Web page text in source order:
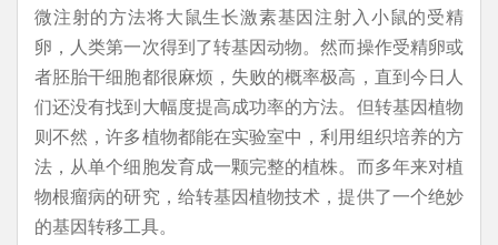
微注射的方法将大鼠生长激素基因注射入小鼠的受精
卵，人类第一次得到了转基因动物。然而操作受精卵或
者胚胎干细胞都很麻烦，失败的概率极高，直到今日人
们还没有找到大幅度提高成功率的方法。但转基因植物
则不然，许多植物都能在实验室中，利用组织培养的方
法，从单个细胞发育成一颗完整的植株。而多年来对植
物根瘤病的研究，给转基因植物技术，提供了一个绝妙
的基因转移工具。